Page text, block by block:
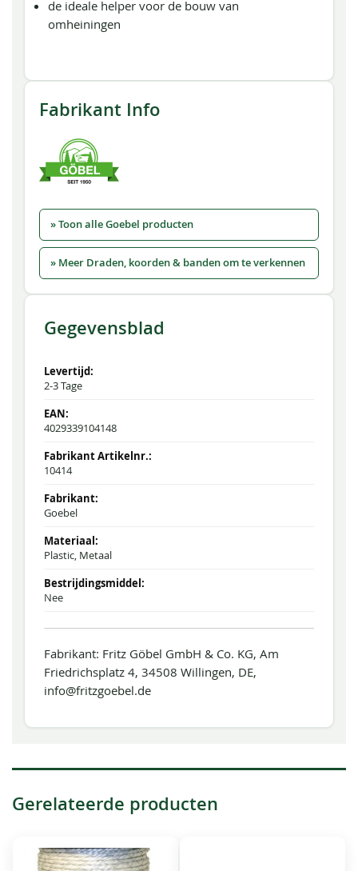
de ideale helper voor de bouw van
omheiningen
Fabrikant Info
» Toon alle Goebel producten
» Meer Draden, koorden & banden om te verkennen
Gegevensblad
2-3 Tage
4029339104148
10414
Goebel
Plastic, Metaal
Nee
Fabrikant: Fritz Göbel GmbH & Co. KG, Am
Friedrichsplatz 4, 34508 Willingen, DE,
info@fritzgoebel.de
Gerelateerde producten